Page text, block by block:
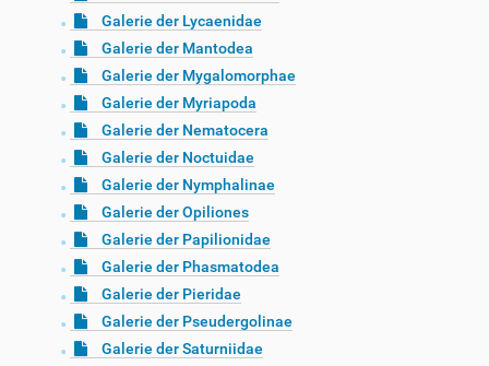
Galerie der Lycaenidae
Galerie der Mantodea
Galerie der Mygalomorphae
Galerie der Myriapoda
Galerie der Nematocera
Galerie der Noctuidae
Galerie der Nymphalinae
Galerie der Opiliones
Galerie der Papilionidae
Galerie der Phasmatodea
Galerie der Pieridae
Galerie der Pseudergolinae
Galerie der Saturniidae